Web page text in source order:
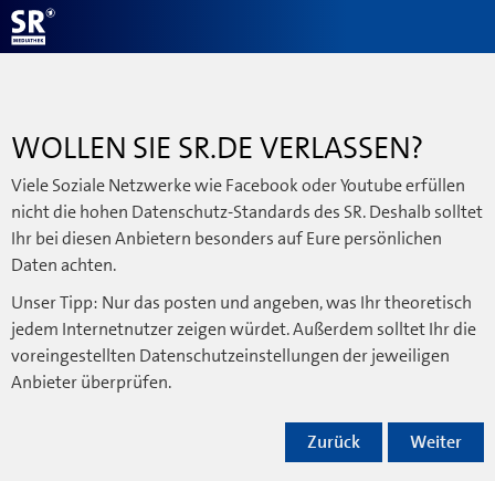
WOLLEN SIE SR.DE VERLASSEN?
Viele Soziale Netzwerke wie Facebook oder Youtube erfüllen
nicht die hohen Datenschutz-Standards des SR. Deshalb solltet
Ihr bei diesen Anbietern besonders auf Eure persönlichen
Daten achten.
Unser Tipp: Nur das posten und angeben, was Ihr theoretisch
jedem Internetnutzer zeigen würdet. Außerdem solltet Ihr die
voreingestellten Datenschutzeinstellungen der jeweiligen
Anbieter überprüfen.
Weiter
Zurück